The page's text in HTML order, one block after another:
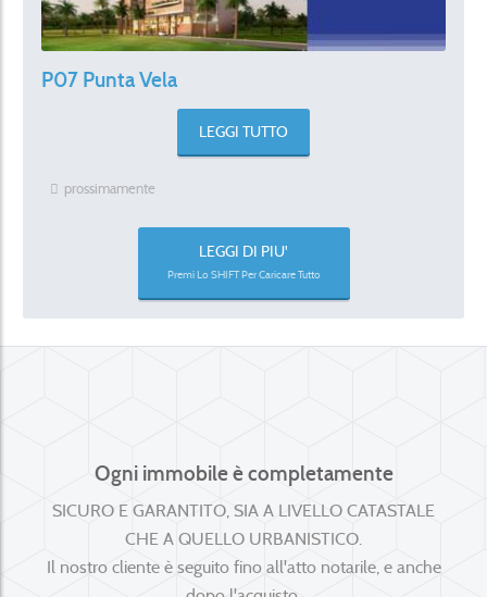
P07 Punta Vela
LEGGI TUTTO
prossimamente
LEGGI DI PIU'
Premi Lo SHIFT Per Caricare Tutto
Ogni immobile è completamente
SICURO E GARANTITO, SIA A LIVELLO CATASTALE
CHE A QUELLO URBANISTICO.
Il nostro cliente è seguito fino all'atto notarile, e anche